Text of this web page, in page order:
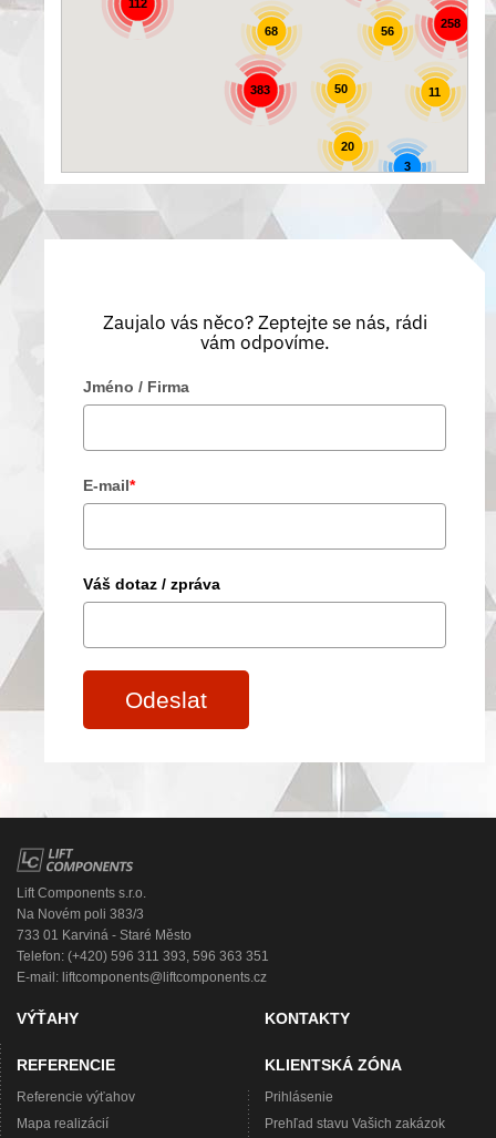
50
56
383
112
258
20
3
68
11
Zaujalo vás něco? Zeptejte se nás, rádi
vám odpovíme.
Jméno / Firma
E-mail*
Váš dotaz / zpráva
Odeslat
Lift Components s.r.o.
Na Novém poli 383/3
733 01 Karviná - Staré Město
Telefon: (+420) 596 311 393, 596 363 351
E-mail: liftcomponents@liftcomponents.cz
VÝŤAHY
REFERENCIE
Referencie výťahov
Mapa realizácií
KONTAKTY
KLIENTSKÁ ZÓNA
Prihlásenie
Prehľad stavu Vašich zakázok